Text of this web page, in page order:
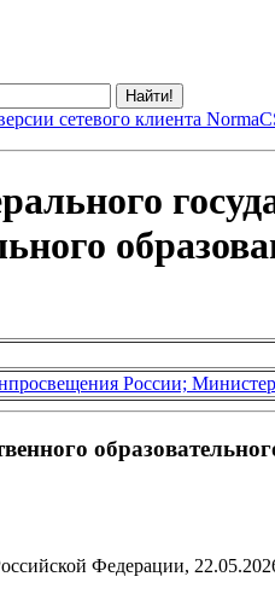
сетевого клиента
России;
Федерации,